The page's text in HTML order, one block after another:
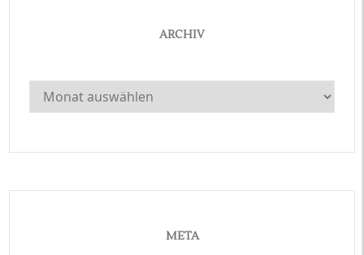
ARCHIV
Archiv
META